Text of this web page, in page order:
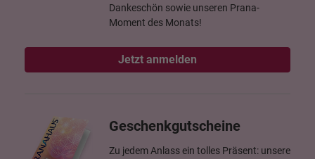
Dankeschön sowie unseren Prana-
Moment des Monats!
Jetzt anmelden
Geschenkgutscheine
Zu jedem Anlass ein tolles Präsent: unsere